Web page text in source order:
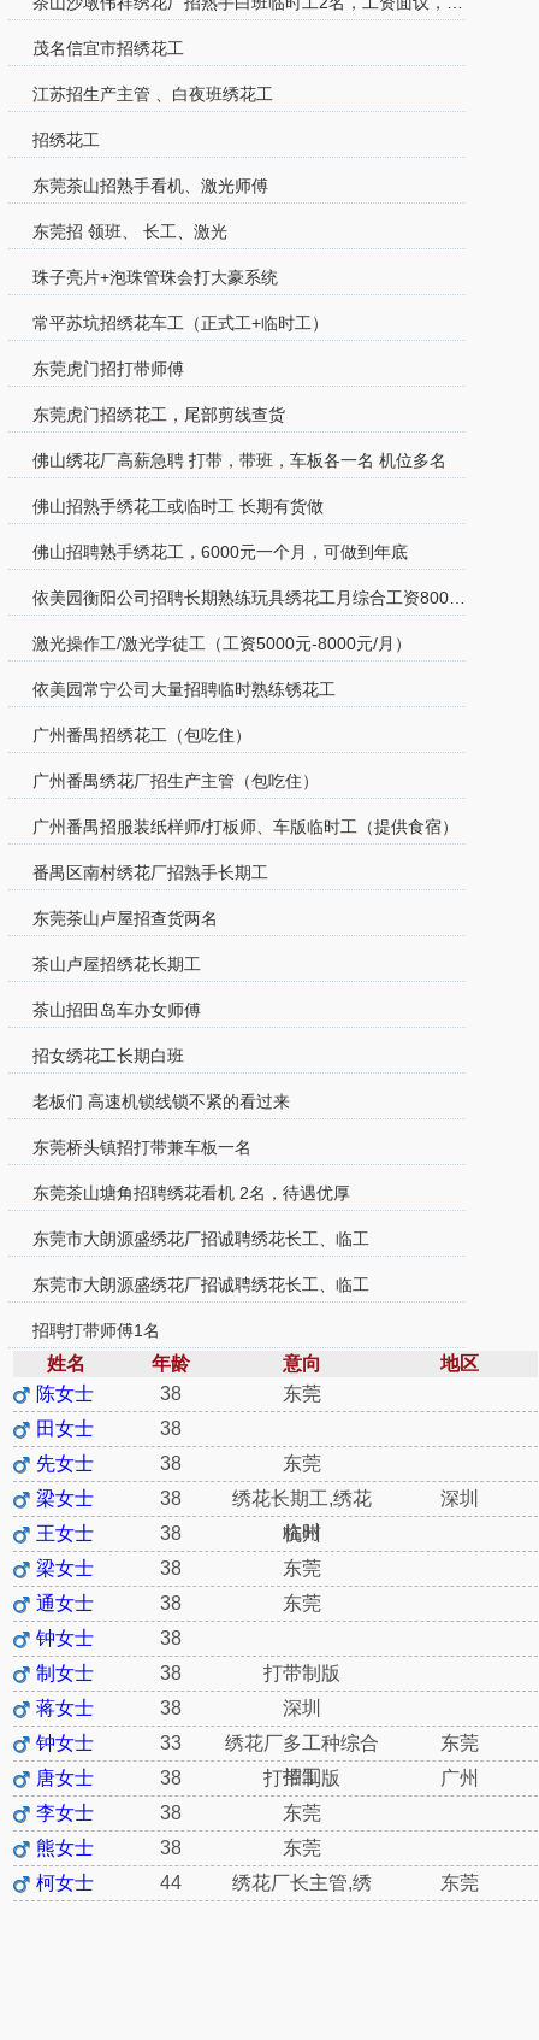
茂名信宜市招绣花工
江苏招生产主管 、白夜班绣花工
招绣花工
东莞茶山招熟手看机、激光师傅
东莞招 领班、 长工、激光
珠子亮片+泡珠管珠会打大豪系统
常平苏坑招绣花车工（正式工+临时工）
东莞虎门招打带师傅
东莞虎门招绣花工，尾部剪线查货
佛山绣花厂高薪急聘 打带，带班，车板各一名 机位多名
佛山招熟手绣花工或临时工 长期有货做
佛山招聘熟手绣花工，6000元一个月，可做到年底
激光操作工/激光学徒工（工资5000元-8000元/月）
依美园常宁公司大量招聘临时熟练锈花工
广州番禺招绣花工（包吃住）
广州番禺绣花厂招生产主管（包吃住）
广州番禺招服装纸样师/打板师、车版临时工（提供食宿）
番禺区南村绣花厂招熟手长期工
东莞茶山卢屋招查货两名
茶山卢屋招绣花长期工
茶山招田岛车办女师傅
招女绣花工长期白班
老板们 高速机锁线锁不紧的看过来
东莞桥头镇招打带兼车板一名
东莞茶山塘角招聘绣花看机 2名，待遇优厚
东莞市大朗源盛绣花厂招诚聘绣花长工、临工
东莞市大朗源盛绣花厂招诚聘绣花长工、临工
招聘打带师傅1名
姓名 年龄 意向
地区
陈女士
38
东莞
田女士
38
先女士
38
东莞
梁女士
38
绣花长期工,绣花
临时
深圳
王女士
38
杭州
梁女士
38
东莞
通女士
38
东莞
钟女士
38
制女士
38
打带制版
蒋女士
38
深圳
钟女士
33
绣花厂多工种综合
招工
东莞
唐女士
38 打带制版
广州
李女士
38
东莞
熊女士
38
东莞
柯女士
44
绣花厂长主管,绣
东莞